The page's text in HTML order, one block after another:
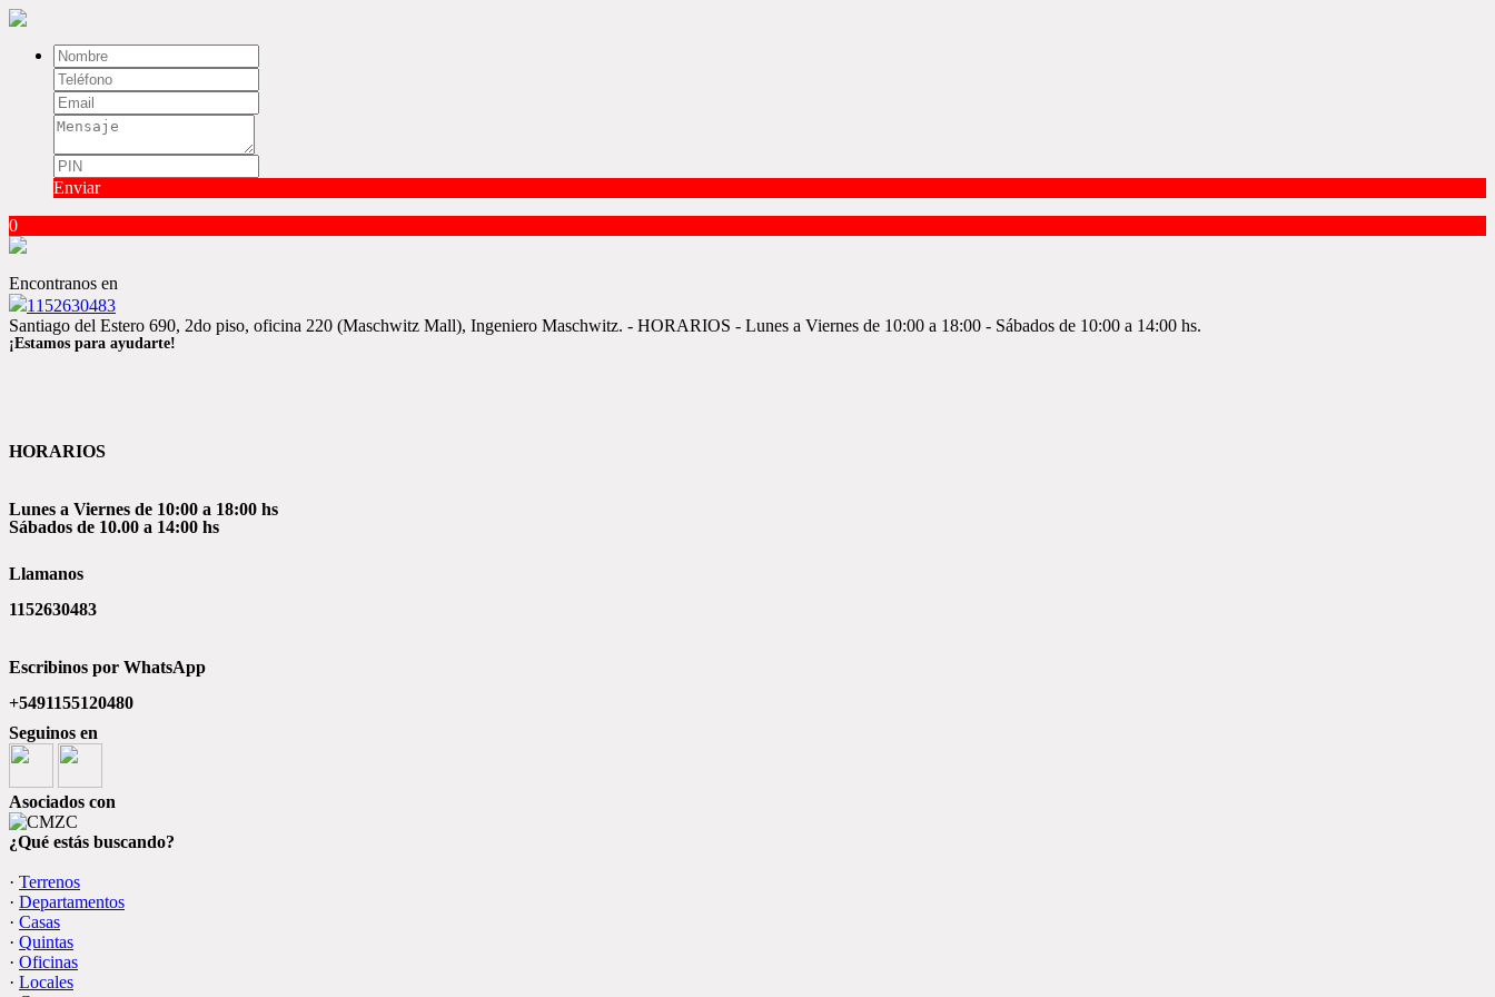
Enviar
0
Encontranos en
1152630483
Santiago del Estero 690, 2do piso, oficina 220 (Maschwitz Mall), Ingeniero Maschwitz. - HORARIOS - Lunes a Viernes de 10:00 a 18:00 - Sábados de 10:00 a 14:00 hs.
¡Estamos para ayudarte!
HORARIOS
Lunes a Viernes de 10:00 a 18:00 hs
Sábados de 10.00 a 14:00 hs
Llamanos
1152630483
Escribinos por WhatsApp
+5491155120480
Seguinos en
Asociados con
¿Qué estás buscando?
· Terrenos
· Departamentos
· Casas
· Quintas
· Oficinas
· Locales